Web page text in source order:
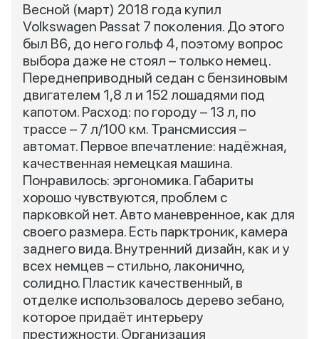
Весной (март) 2018 года купил
Volkswagen Passat 7 поколения. До этого
был В6, до него гольф 4, поэтому вопрос
выбора даже не стоял – только немец.
Переднеприводный седан с бензиновым
двигателем 1,8 л и 152 лошадями под
капотом. Расход: по городу – 13 л, по
трассе – 7 л/100 км. Трансмиссия –
автомат. Первое впечатление: надёжная,
качественная немецкая машина.
Понравилось: эргономика. Габариты
хорошо чувствуются, проблем с
парковкой нет. Авто маневренное, как для
своего размера. Есть парктроник, камера
заднего вида. Внутренний дизайн, как и у
всех немцев – стильно, лаконично,
солидно. Пластик качественный, в
отделке использовалось дерево зебано,
которое придаёт интерьеру
престижности. Организация